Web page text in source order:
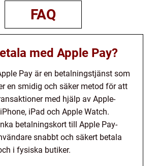
FAQ
med Apple Pay?
Pay är en betalningstjänst som
en smidig och säker metod för att
med hjälp av Apple-
iPad och Apple Watch.
betalningskort till Apple Pay-
snabbt och säkert betala
i fysiska butiker.